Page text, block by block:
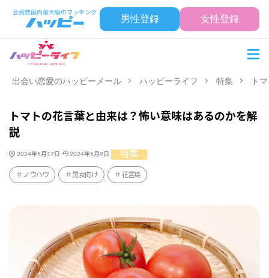
男性登録 女性登録
出会い恋愛のハッピーメール ハッピーライフ 特集 ト
トマトの花言葉と由来は？怖い意味はあるのかを解
説
2024年5月17日 2024年5月9日 特集
ノウハウ 男女向け 花言葉